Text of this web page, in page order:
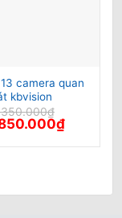
camera quan
kbvision
₫
₫Giá
hiện
tại